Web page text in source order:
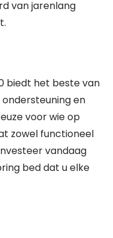
van jarenlang
biedt het beste van
en
voor wie op
zowel functioneel
vandaag
bed dat u elke